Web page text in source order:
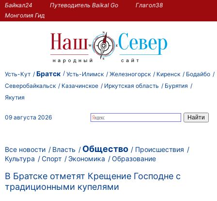
Байкал24 Путеводитель Baikal Go
Глагол38
Монголия Гид
Усть-Кут Братск Усть-Илимск Железногорск Киренск
Бодайбо
Северобайкальск
Казачинское Иркутская область
Бурятия
Якутия
09 августа 2026
Все новости Власть Общество
Происшествия
Культура
Спорт Экономика Образование
В Братске отметят Крещение Господне с
традиционными купелями